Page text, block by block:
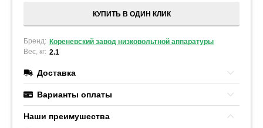
КУПИТЬ В ОДИН КЛИК
Бренд: Кореневский завод низковольтной аппаратуры
Вес, кг: 2.1
Доставка
Варианты оплаты
Наши преимушества